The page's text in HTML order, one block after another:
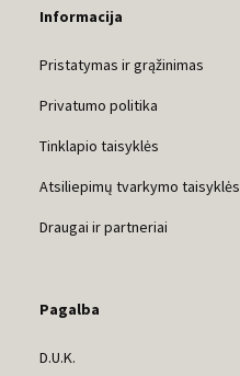
Informacija
Pristatymas ir grąžinimas
Privatumo politika
Tinklapio taisyklės
Atsiliepimų tvarkymo taisyklės
Draugai ir partneriai
Pagalba
D.U.K.